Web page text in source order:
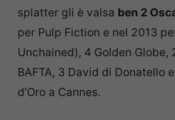
splatter gli è valsa ben 2
per Pulp Fiction e nel 2013
Unchained), 4 Golden Globe,
BAFTA, 3 David di Donatello
d’Oro a Cannes.